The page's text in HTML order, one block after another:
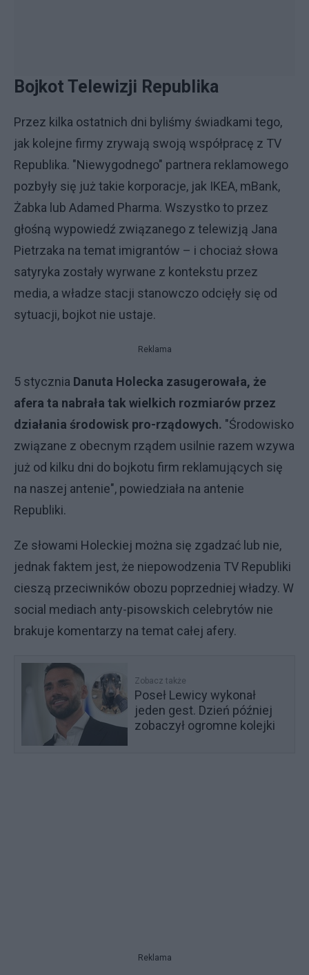
Bojkot Telewizji Republika
Przez kilka ostatnich dni byliśmy świadkami tego,
jak kolejne firmy zrywają swoją współpracę z TV
Republika. "Niewygodnego" partnera reklamowego
pozbyły się już takie korporacje, jak IKEA, mBank,
Żabka lub Adamed Pharma. Wszystko to przez
głośną wypowiedź związanego z telewizją Jana
Pietrzaka na temat imigrantów – i chociaż słowa
satyryka zostały wyrwane z kontekstu przez
media, a władze stacji stanowczo odcięły się od
sytuacji, bojkot nie ustaje.
Reklama
5 stycznia Danuta Holecka zasugerowała, że
afera ta nabrała tak wielkich rozmiarów przez
działania środowisk pro-rządowych. "Środowisko
związane z obecnym rządem usilnie razem wzywa
już od kilku dni do bojkotu firm reklamujących się
na naszej antenie", powiedziała na antenie
Republiki.
Ze słowami Holeckiej można się zgadzać lub nie,
jednak faktem jest, że niepowodzenia TV Republiki
cieszą przeciwników obozu poprzedniej władzy. W
social mediach anty-pisowskich celebrytów nie
brakuje komentarzy na temat całej afery.
Zobacz także
Poseł Lewicy wykonał
jeden gest. Dzień później
zobaczył ogromne kolejki
Reklama